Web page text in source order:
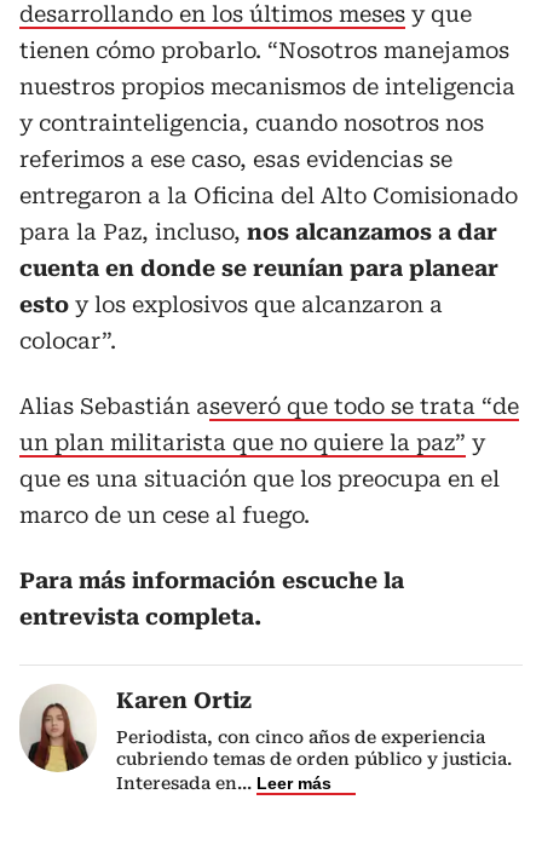
desarrollando en los últimos meses y que
tienen cómo probarlo. “Nosotros manejamos
nuestros propios mecanismos de inteligencia
y contrainteligencia, cuando nosotros nos
referimos a ese caso, esas evidencias se
entregaron a la Oficina del Alto Comisionado
para la Paz, incluso, nos alcanzamos a dar
cuenta en donde se reunían para planear
esto y los explosivos que alcanzaron a
colocar”.
Alias Sebastián aseveró que todo se trata “de
un plan militarista que no quiere la paz” y
que es una situación que los preocupa en el
marco de un cese al fuego.
Para más información escuche la
entrevista completa.
Karen Ortiz
Periodista, con cinco años de experiencia
cubriendo temas de orden público y justicia.
Interesada en... Leer más